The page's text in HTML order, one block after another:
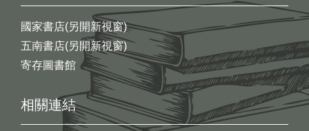
國家書店(另開新視窗)
五南書店(另開新視窗)
寄存圖書館
相關連結